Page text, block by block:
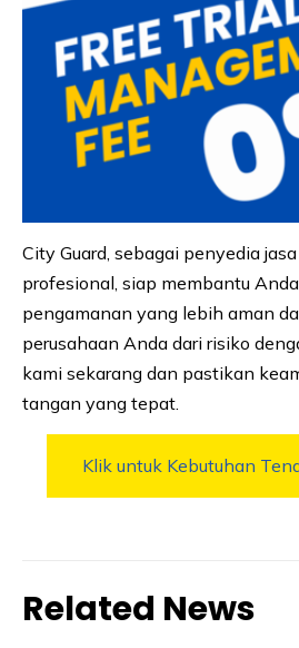
City Guard, sebagai penyedia
profesional, siap membantu
pengamanan yang lebih aman
perusahaan Anda dari risiko
kami sekarang dan pastikan
tangan yang tepat.
Klik untuk Kebutuhan
Related News